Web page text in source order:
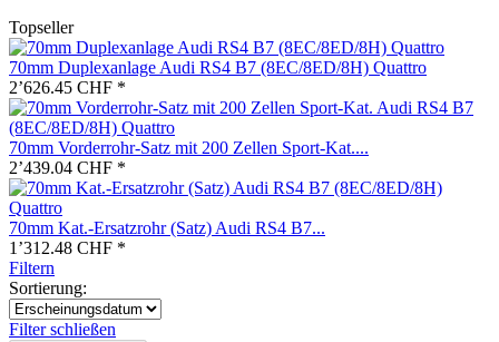
Topseller
70mm Duplexanlage Audi RS4 B7 (8EC/8ED/8H) Quattro
2’626.45 CHF *
70mm Vorderrohr-Satz mit 200 Zellen Sport-Kat....
2’439.04 CHF *
70mm Kat.-Ersatzrohr (Satz) Audi RS4 B7...
1’312.48 CHF *
Filtern
Sortierung:
Filter schließen